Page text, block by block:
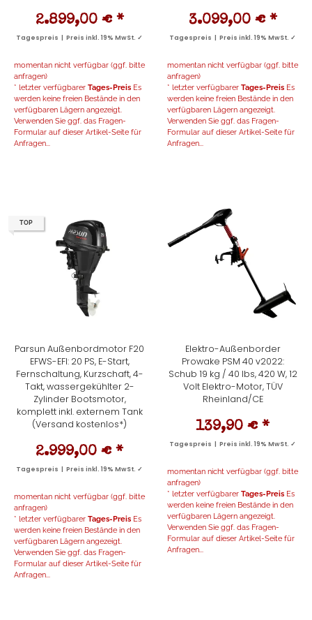
2.899,00 € *
Tagespreis | Preis inkl. 19% MwSt. ✓
momentan nicht verfügbar (ggf. bitte
anfragen)
* letzter verfügbarer Tages-Preis Es
werden keine freien Bestände in den
verfügbaren Lägern angezeigt.
Verwenden Sie ggf. das Fragen-
Formular auf dieser Artikel-Seite für
Anfragen...
3.099,00 € *
Tagespreis | Preis inkl. 19% MwSt. ✓
momentan nicht verfügbar (ggf. bitte
anfragen)
* letzter verfügbarer Tages-Preis Es
werden keine freien Bestände in den
verfügbaren Lägern angezeigt.
Verwenden Sie ggf. das Fragen-
Formular auf dieser Artikel-Seite für
Anfragen...
TOP
Parsun Außenbordmotor F20
EFWS-EFI: 20 PS, E-Start,
Fernschaltung, Kurzschaft, 4-
Takt, wassergekühlter 2-
Zylinder Bootsmotor,
komplett inkl. externem Tank
(Versand kostenlos*)
2.999,00 € *
Tagespreis | Preis inkl. 19% MwSt. ✓
momentan nicht verfügbar (ggf. bitte
anfragen)
* letzter verfügbarer Tages-Preis Es
werden keine freien Bestände in den
verfügbaren Lägern angezeigt.
Verwenden Sie ggf. das Fragen-
Formular auf dieser Artikel-Seite für
Anfragen...
Elektro-Außenborder
Prowake PSM 40 v2022:
Schub 19 kg / 40 lbs, 420 W, 12
Volt Elektro-Motor, TÜV
Rheinland/CE
139,90 € *
Tagespreis | Preis inkl. 19% MwSt. ✓
momentan nicht verfügbar (ggf. bitte
anfragen)
* letzter verfügbarer Tages-Preis Es
werden keine freien Bestände in den
verfügbaren Lägern angezeigt.
Verwenden Sie ggf. das Fragen-
Formular auf dieser Artikel-Seite für
Anfragen...